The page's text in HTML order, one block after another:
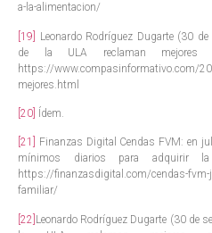
a-la-alimentacion/
[19]
Leonardo Rodríguez Dugarte (30
de la ULA reclaman mejores
https://www.compasinformativo.com/
mejores.html
[20] Ídem.
[21]
Finanzas Digital Cendas FVM: en
mínimos diarios para adquirir la
https://finanzasdigital.com/cendas-fvm-
familiar/
[22] Leonardo Rodríguez Dugarte (30 de